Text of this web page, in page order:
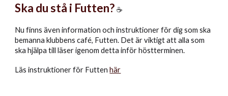
Ska du stå i Futten? ☕
Nu finns även information och instruktioner för dig som ska
bemanna klubbens café, Futten. Det är viktigt att alla som
ska hjälpa till läser igenom detta inför höstterminen.
Läs instruktioner för Futtenhär